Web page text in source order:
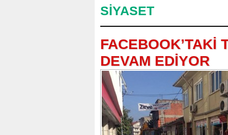
SİYASET
FACEBOOK’TAKİ
DEVAM EDİYOR